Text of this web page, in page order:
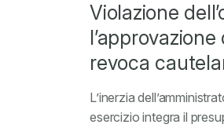
Violazione
revoca
L’inerzia
esercizio integra il